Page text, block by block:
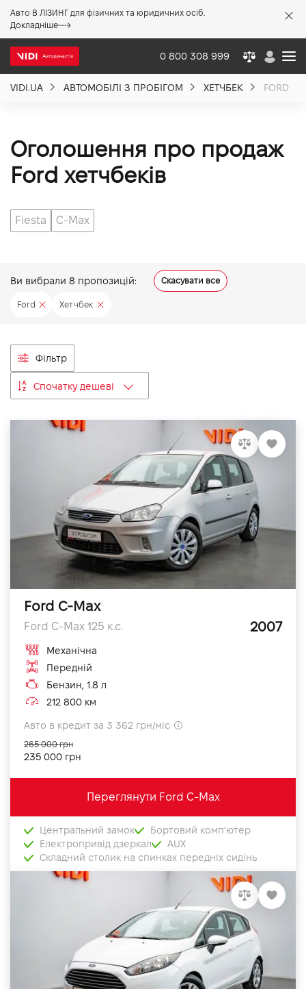
Авто В ЛІЗИНГ для фізичних та юридичних осіб.
Докладніше
0 800 308 999
VIDI.UA АВТОМОБІЛІ З ПРОБІГОМ ХЕТЧБЕК FORD
Оголошення про продаж
Ford хетчбеків
Fiesta C-Max
Ви вибрали 8 пропозицій: Скасувати все
Ford Хетчбек
Фільтр
Спочатку дешеві
Ford C-Max
Ford C-Max 125 к.с. 2007
Механічна
Передній
Бензин, 1.8 л
212 800 км
Авто в кредит за 3 362 грн/міс
235 000 грн
265 000 грн
Переглянути Ford C-Max
Центральний замок
Бортовий комп'ютер
Електропривід дзеркал
AUX
Складний столик на спинках передніх сидінь
Акції %
Новини
Політика якості
Вакансії
Контакти
акціями, послугами та новинками